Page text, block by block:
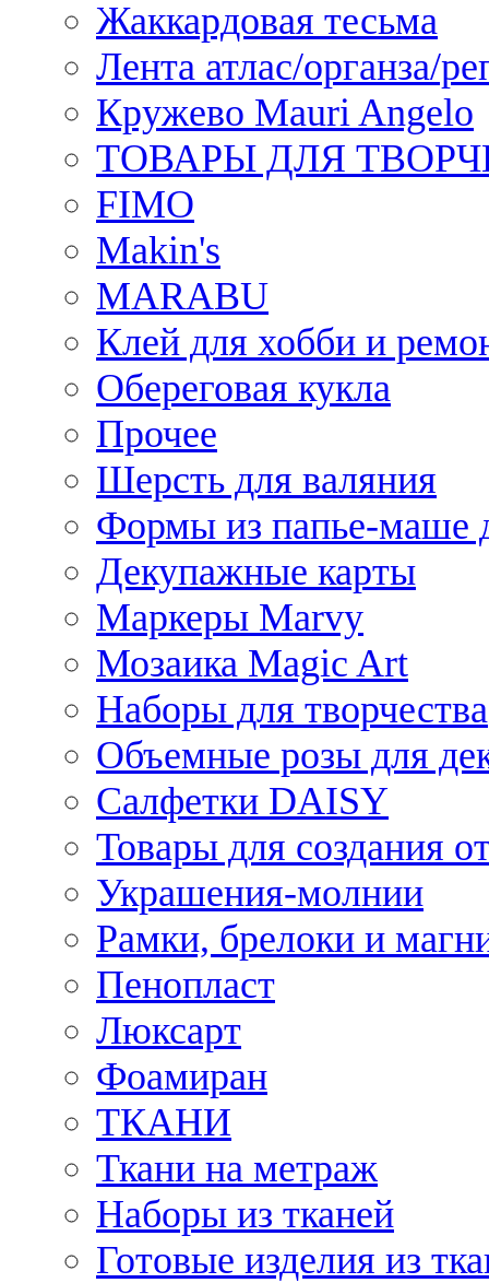
Жаккардовая тесьма
Лента атлас/органза/
Кружево Mauri Angelo
ТОВАРЫ ДЛЯ
FIMO
Makin's
MARABU
Клей для хобби и
Обереговая кукла
Прочее
Шерсть для валяния
Формы из папье-маше
Декупажные карты
Маркеры Marvy
Мозаика Magic Art
Наборы для творчества
Объемные розы для
Салфетки DAISY
Товары для создания
Украшения-молнии
Рамки, брелоки и
Пенопласт
Люксарт
Фоамиран
ТКАНИ
Ткани на метраж
Наборы из тканей
Готовые изделия из